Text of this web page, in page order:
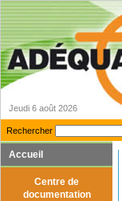
Jeudi 6 août 2026
Rechercher
Accueil
Centre de
documentation